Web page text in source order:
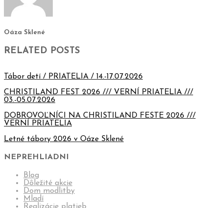
Oáza Sklené
RELATED POSTS
Tábor detí / PRIATELIA / 14.-17.07.2026
CHRISTILAND FEST 2026 /// VERNÍ PRIATELIA ///
03.-05.07.2026
DOBROVOĽNÍCI NA CHRISTILAND FESTE 2026 ///
VERNÍ PRIATELIA
Letné tábory 2026 v Oáze Sklené
NEPREHLIADNI
Blog
Dôležité akcie
Dom modlitby
Mladí